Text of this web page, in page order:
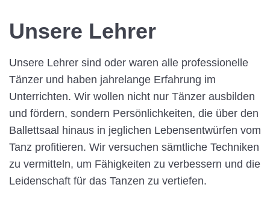
Unsere Lehrer
Unsere Lehrer sind oder waren alle professionelle
Tänzer und haben jahrelange Erfahrung im
Unterrichten. Wir wollen nicht nur Tänzer ausbilden
und fördern, sondern Persönlichkeiten, die über den
Ballettsaal hinaus in jeglichen Lebensentwürfen vom
Tanz profitieren. Wir versuchen sämtliche Techniken
zu vermitteln, um Fähigkeiten zu verbessern und die
Leidenschaft für das Tanzen zu vertiefen.